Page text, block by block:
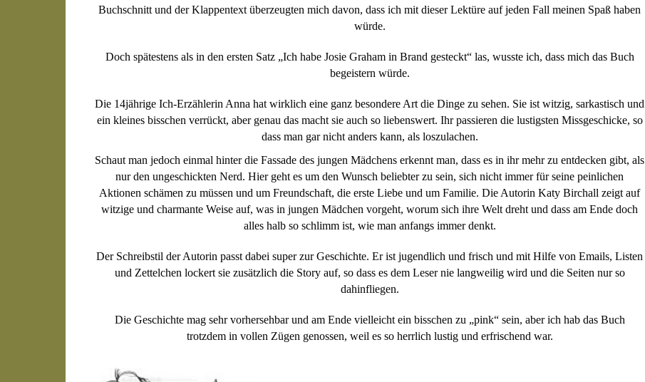
Buchschnitt und der Klappentext überzeugten mich davon, dass ich mit dieser Lektüre auf jeden Fall meinen Spaß haben
würde.
Doch spätestens als in den ersten Satz „Ich habe Josie Graham in Brand gesteckt“ las, wusste ich, dass mich das Buch
begeistern würde.
Die 14jährige Ich-Erzählerin Anna hat wirklich eine ganz besondere Art die Dinge zu sehen. Sie ist witzig, sarkastisch und
ein kleines bisschen verrückt, aber genau das macht sie auch so liebenswert. Ihr passieren die lustigsten Missgeschicke, so
dass man gar nicht anders kann, als loszulachen.
Schaut man jedoch einmal hinter die Fassade des jungen Mädchens erkennt man, dass es in ihr mehr zu entdecken gibt, als
nur den ungeschickten Nerd. Hier geht es um den Wunsch beliebter zu sein, sich nicht immer für seine peinlichen
Aktionen schämen zu müssen und um Freundschaft, die erste Liebe und um Familie. Die Autorin Katy Birchall zeigt auf
witzige und charmante Weise auf, was in jungen Mädchen vorgeht, worum sich ihre Welt dreht und dass am Ende doch
alles halb so schlimm ist, wie man anfangs immer denkt.
Der Schreibstil der Autorin passt dabei super zur Geschichte. Er ist jugendlich und frisch und mit Hilfe von Emails, Listen
und Zettelchen lockert sie zusätzlich die Story auf, so dass es dem Leser nie langweilig wird und die Seiten nur so
dahinfliegen.
Die Geschichte mag sehr vorhersehbar und am Ende vielleicht ein bisschen zu „pink“ sein, aber ich hab das Buch
trotzdem in vollen Zügen genossen, weil es so herrlich lustig und erfrischend war.